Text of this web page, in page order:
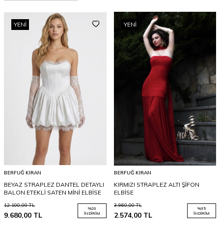
YENI
BERFUĞ KIRAN
BEYAZ STRAPLEZ DANTEL DETAYLI
BALON ETEKLİ SATEN MİNİ ELBİSE
12.100,00TL
9.680,00 TL
%20
İNDIRIM
YENI
BERFUĞ KIRAN
KIRMIZI STRAPLEZ ALTI ŞİFON
ELBİSE
3.960,00TL
2.574,00TL
%35
İNDIRIM